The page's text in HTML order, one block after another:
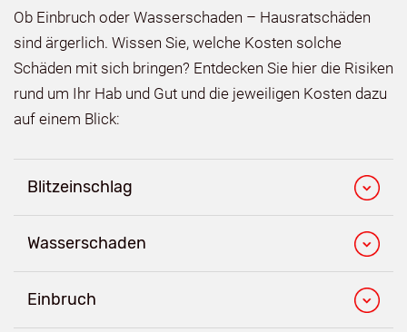
Ob Einbruch oder Wasserschaden – Hausratschäden
sind ärgerlich. Wissen Sie, welche Kosten solche
Schäden mit sich bringen? Entdecken Sie hier die Risiken
rund um Ihr Hab und Gut und die jeweiligen Kosten dazu
auf einem Blick:
Blitzeinschlag
Wasserschaden
Einbruch